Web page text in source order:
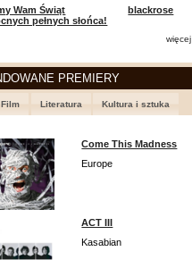
Wam Świąt
pełnych słońca!
blackrose
więcej
PREMIERY
Film Literatura Kultura i sztuka
Come This Madness
Europe
ACT III
Kasabian